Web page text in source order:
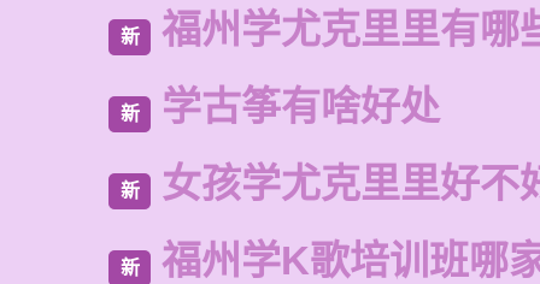
新 福州学尤克里里有哪
新 学古筝有啥好处
新 女孩学尤克里里好不
新 福州学K歌培训班哪